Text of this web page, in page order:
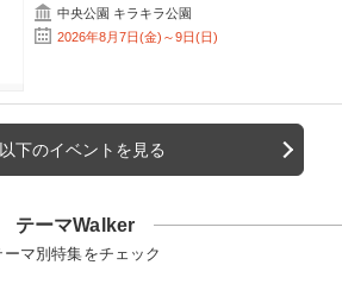
中央公園 キラキラ公園
2026年8月7日(金)～9日(日)
下のイベントを見る
テーマWalker
ーマ別特集をチェック